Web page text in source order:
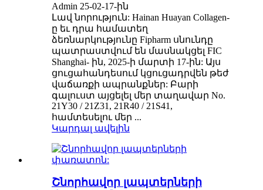
Admin 25-02-17-ին
Լավ նորություն: Hainan Huayan Collagen-
ը եւ դրա համատեղ
ձեռնարկությունը Fipharm սնունդը
պատրաստվում են մասնակցել FIC
Shanghai- ին, 2025-ի մարտի 17-ին: Այս
ցուցահանդեսում կցուցադրվեն թեժ
վաճառքի ապրանքներ: Բարի
գալուստ այցելել մեր տաղավար No.
21Y30 / 21Z31, 21R40 / 21S41,
համտեսելու մեր ...
Կարդալ ավելին
Շնորհավոր լապտերների